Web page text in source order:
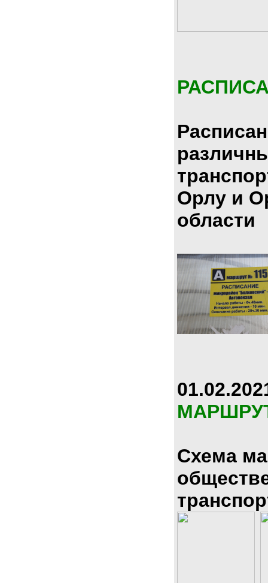
Орлу и
области
Схема